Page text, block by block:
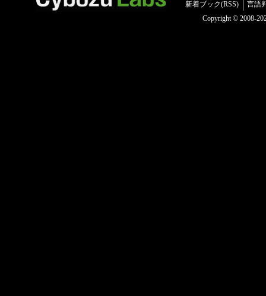
新着ブック(RSS)
言語
Copyright © 2008-